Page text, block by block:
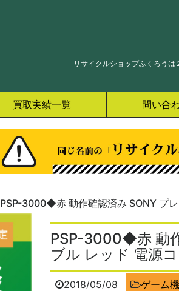
リサイクルショップふくろう
買取実績一覧 問い合
PSP-3000◆赤 動作確認済み SONY プ
PSP-3000◆赤 動
ブル レッド 電源
2018/05/08 ゲーム